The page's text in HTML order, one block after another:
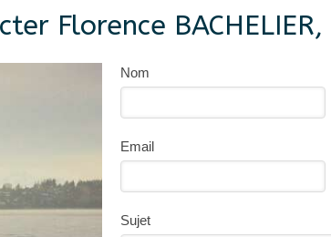
Florence
Nom
Email
Sujet